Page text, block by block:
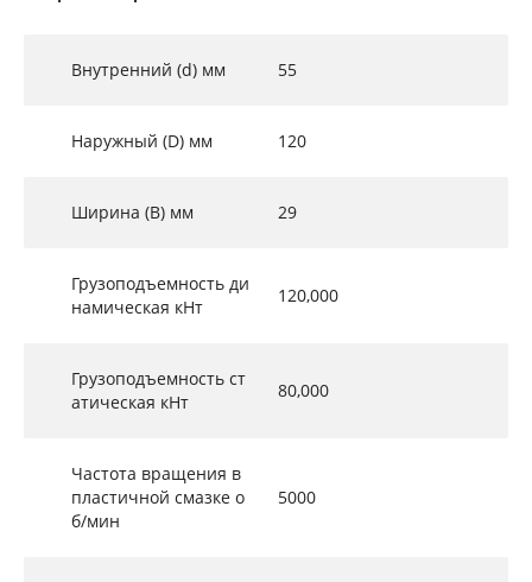
Внутренний (d) мм 55
Наружный (D) мм 120
Ширина (B) мм 29
Грузоподъемность ди
намическая кНт
120,000
Грузоподъемность ст
атическая кНт
80,000
Частота вращения в
пластичной смазке о
б/мин
5000